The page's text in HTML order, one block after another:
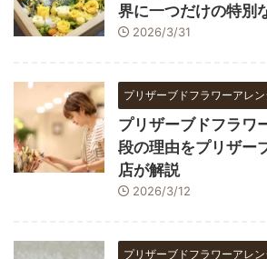
界に一つだけの特別
2026/3/31
プリザーブドフラワーアレン
プリザーブドフラワ
段の理由をプリザー
店が解説
2026/3/12
プリザーブドフラワーアレン